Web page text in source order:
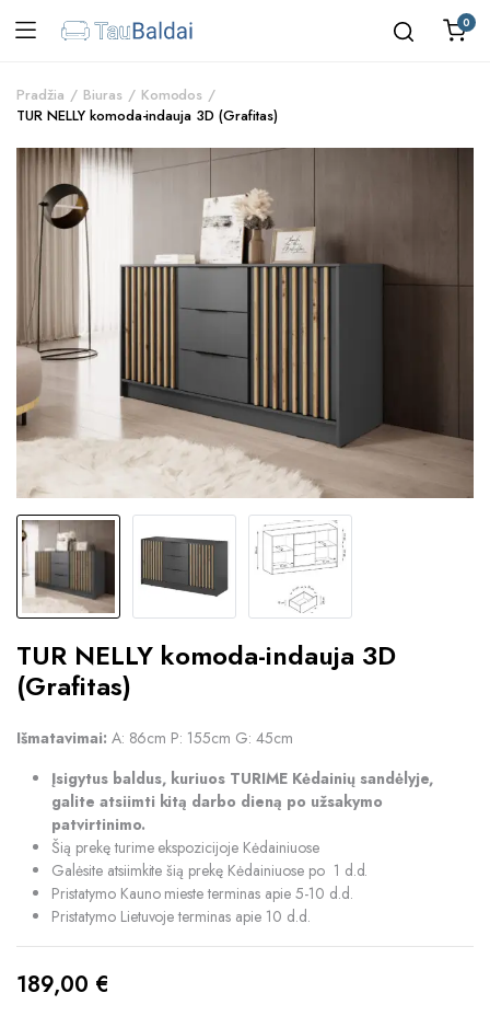
0
Pradžia Biuras
Komodos
TUR NELLY komoda-indauja 3D (Grafitas)
TUR NELLY komoda-indauja 3D
(Grafitas)
Išmatavimai: A: 86cm P: 155cm G: 45cm
Įsigytus baldus, kuriuos TURIME Kėdainių sandėlyje,
galite atsiimti kitą darbo dieną po užsakymo
patvirtinimo.
Šią prekę turime ekspozicijoje Kėdainiuose
Galėsite atsiimkite šią prekę Kėdainiuose po 1 d.d.
Pristatymo Kauno mieste terminas apie 5-10 d.d.
Pristatymo Lietuvoje terminas apie 10 d.d.
189,00 €